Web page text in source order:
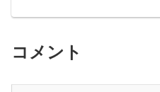
コメント